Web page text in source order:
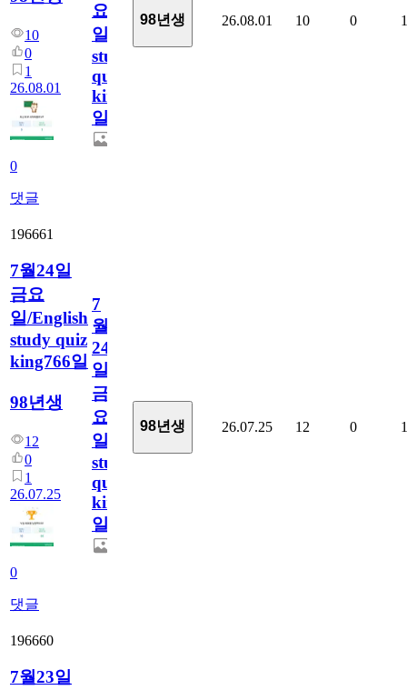
10
0
1
26.08.01
0
댓글
요
일/English
study
quiz
king767
일
98년생 26.08.01 10 0 1
196661
7월24일
금요
일/English
study quiz
king766일
98년생
12
0
1
26.07.25
0
댓글
7
월
24
일
금
요
일/English
study
quiz
king766
일
98년생 26.07.25 12 0 1
196660
7월23일